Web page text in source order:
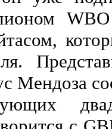
Мендоза